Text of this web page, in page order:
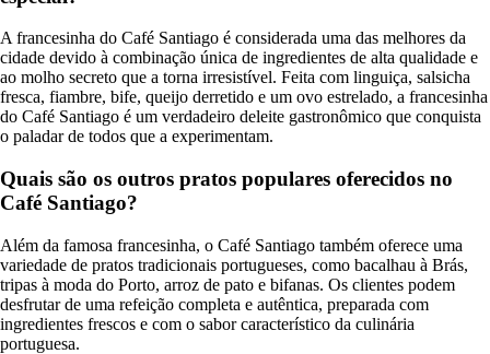
A francesinha do Café Santiago é considerada uma das melhores da
cidade devido à combinação única de ingredientes de alta qualidade e
ao molho secreto que a torna irresistível. Feita com linguiça, salsicha
fresca, fiambre, bife, queijo derretido e um ovo estrelado, a francesinha
do Café Santiago é um verdadeiro deleite gastronômico que conquista
o paladar de todos que a experimentam.
Quais são os outros pratos populares oferecidos no
Café Santiago?
Além da famosa francesinha, o Café Santiago também oferece uma
variedade de pratos tradicionais portugueses, como bacalhau à Brás,
tripas à moda do Porto, arroz de pato e bifanas. Os clientes podem
desfrutar de uma refeição completa e autêntica, preparada com
ingredientes frescos e com o sabor característico da culinária
portuguesa.